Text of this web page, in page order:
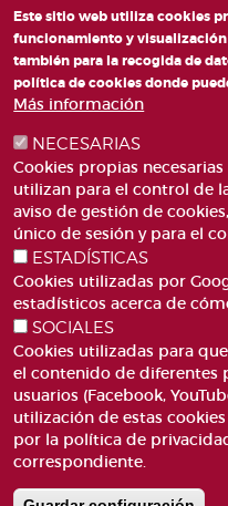
Este sitio web utiliza cookies
funcionamiento y
también para la recogida de
política de cookies donde
Más información
NECESARIAS
Cookies propias
utilizan para el control de
aviso de gestión de
único de sesión y para el
ESTADÍSTICAS
Cookies utilizadas por
estadísticos acerca de
SOCIALES
Cookies utilizadas para
el contenido de diferentes
usuarios (Facebook,
utilización de estas
por la política de
correspondiente.